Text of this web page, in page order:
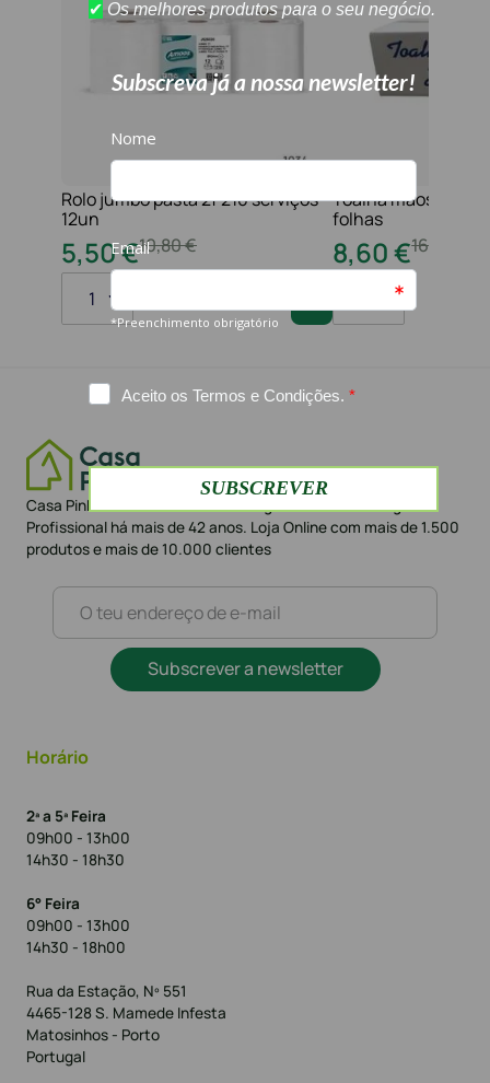
Rolo jumbo pasta 2f 210 serviços
12un
10,80€
5,50€
1
Toalha maos 2f
folhas
16
8,60€
Casa Pinheiro referência em Portugal no sector da Higiene
Profissional há mais de 42 anos. Loja Online com mais de 1.500
produtos e mais de 10.000 clientes
Subscrever a newsletter
Horário
2ª a 5ª Feira
09h00 - 13h00
14h30 - 18h30
6° Feira
09h00 - 13h00
14h30 - 18h00
Rua da Estação, Nº 551
4465-128 S. Mamede Infesta
Matosinhos - Porto
Portugal